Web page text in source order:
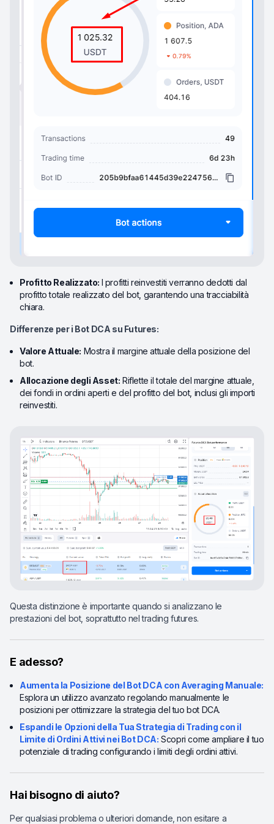
Profitto Realizzato: I profitti reinvestiti verranno dedotti dal
profitto totale realizzato del bot, garantendo una tracciabilità
chiara.
Differenze per i Bot DCA su Futures:
Valore Attuale: Mostra il margine attuale della posizione del
bot.
Allocazione degli Asset: Riflette il totale del margine attuale,
dei fondi in ordini aperti e del profitto del bot, inclusi gli importi
reinvestiti.
Questa distinzione è importante quando si analizzano le
prestazioni del bot, soprattutto nel trading futures.
E adesso?
Aumenta la Posizione del Bot DCA con Averaging Manuale:
Esplora un utilizzo avanzato regolando manualmente le
posizioni per ottimizzare la strategia del tuo bot DCA.
Espandi le Opzioni della Tua Strategia di Trading con il
Limite di Ordini Attivi nei Bot DCA: Scopri come ampliare il tuo
potenziale di trading configurando i limiti degli ordini attivi.
Hai bisogno di aiuto?
Per qualsiasi problema o ulteriori domande, non esitare a